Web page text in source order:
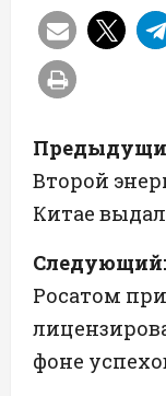
Н
а
в
и
г
а
Второй
Китае
Следующий:
Росатом
фоне